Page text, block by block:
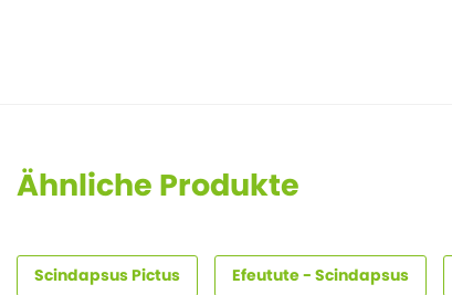
Ähnliche Produkte
Scindapsus Pictus Efeutute - Scindapsus